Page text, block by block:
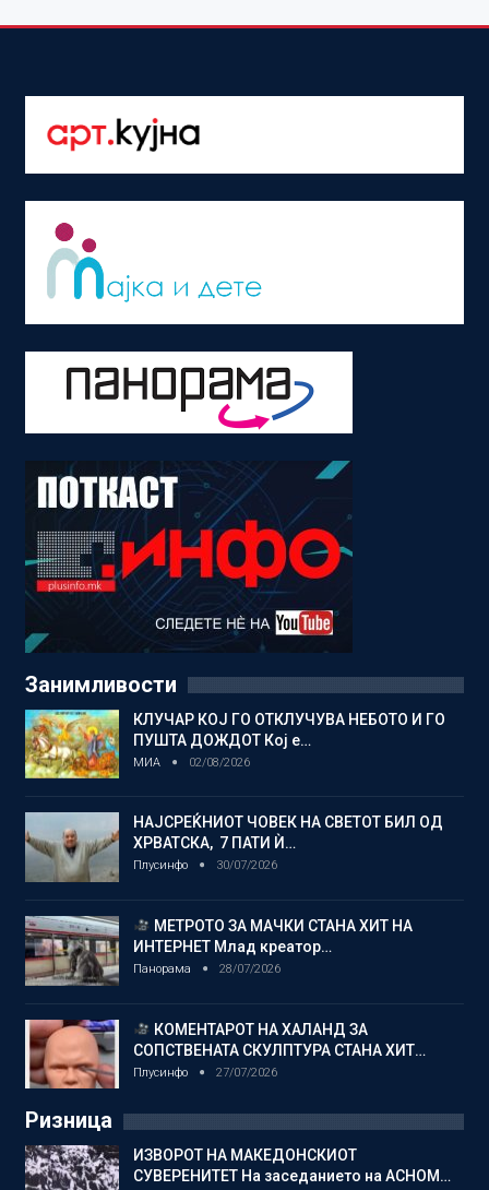
Занимливости
КЛУЧАР КОЈ ГО ОТКЛУЧУВА НЕБОТО И ГО
ПУШТА ДОЖДОТ Кој е…
МИА 02/08/2026
НАЈСРЕЌНИОТ ЧОВЕК НА СВЕТОТ БИЛ ОД
ХРВАТСКА, 7 ПАТИ Ѝ…
Плусинфо 30/07/2026
МЕТРОТО ЗА МАЧКИ СТАНА ХИТ НА
ИНТЕРНЕТ Млад креатор…
Панорама 28/07/2026
КОМЕНТАРОТ НА ХАЛАНД ЗА
СОПСТВЕНАТА СКУЛПТУРА СТАНА ХИТ…
Плусинфо 27/07/2026
Ризница
ИЗВОРОТ НА МАКЕДОНСКИОТ
СУВЕРЕНИТЕТ На заседанието на АСНОМ…